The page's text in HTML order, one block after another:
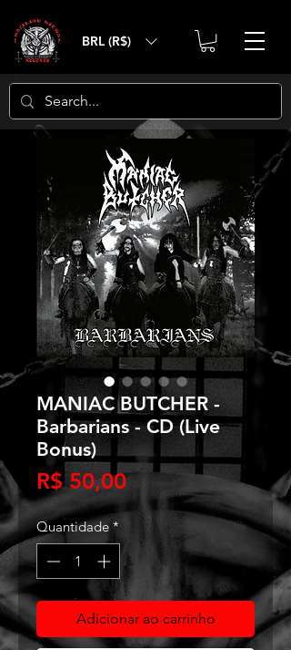
BRL (R$)
MANIAC BUTCHER -
Barbarians - CD (Live
Bonus)
R$ 50,00Preço
Quantidade *
Adicionar ao carrinho